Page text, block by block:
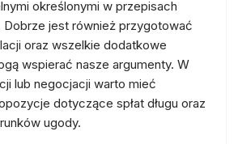
określonymi w przepisach
Dobrze jest również przygotować
oraz wszelkie dodatkowe
wspierać nasze argumenty. W
lub negocjacji warto mieć
dotyczące spłat długu oraz
ugody.